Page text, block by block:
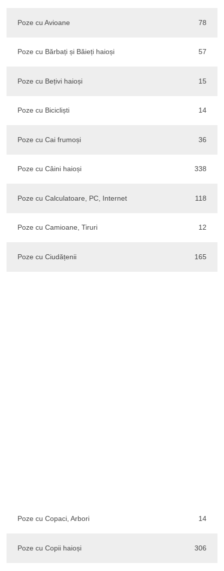
Poze cu Avioane 78
Poze cu Bărbați și Băieți haioși 57
Poze cu Bețivi haioși 15
Poze cu Bicicliști 14
Poze cu Cai frumoși 36
Poze cu Câini haioși 338
Poze cu Calculatoare, PC, Internet 118
Poze cu Camioane, Tiruri 12
Poze cu Ciudățenii 165
Poze cu Copaci, Arbori 14
Poze cu Copii haioși 306